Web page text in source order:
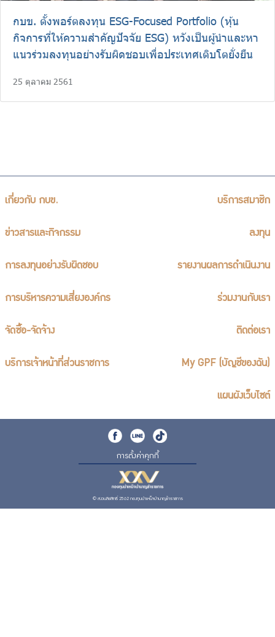
กบข. ตั้งพอร์ตลงทุน ESG-Focused Portfolio (หุ้น
กิจการที่ให้ความสำคัญปัจจัย ESG) หวังเป็นผู้นำและหา
แนวร่วมลงทุนอย่างรับผิดชอบเพื่อประเทศเติบโตยั่งยืน
25 ตุลาคม 2561
เกี่ยวกับ กบข. บริการสมาชิก
ข่าวสารและกิจกรรม ลงทุน
การลงทุนอย่างรับผิดชอบ รายงานผลการดำเนินงาน
การบริหารความเสี่ยงองค์กร ร่วมงานกับเรา
จัดซื้อ-จัดจ้าง ติดต่อเรา
บริการเจ้าหน้าที่ส่วนราชการ My GPF (บัญชีของฉัน)
แผนผังเว็บไซต์
การตั้งค่าคุกกี้
© สงวนลิขสิทธิ์ 2562 กองทุนบำเหน็จบำนาญข้าราชการ